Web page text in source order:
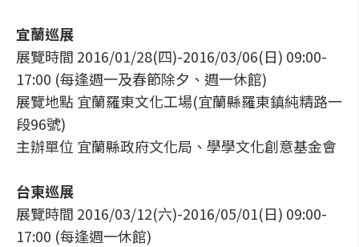
宜蘭巡展
展覽時間 2016/01/28(四)-2016/03/06(日) 09:00-
17:00 (每逢週一及春節除夕、週一休館)
展覽地點 宜蘭羅東文化工場(宜蘭縣羅東鎮純精路一
段96號)
主辦單位 宜蘭縣政府文化局、學學文化創意基金會
台東巡展
展覽時間 2016/03/12(六)-2016/05/01(日) 09:00-
17:00 (每逢週一休館)